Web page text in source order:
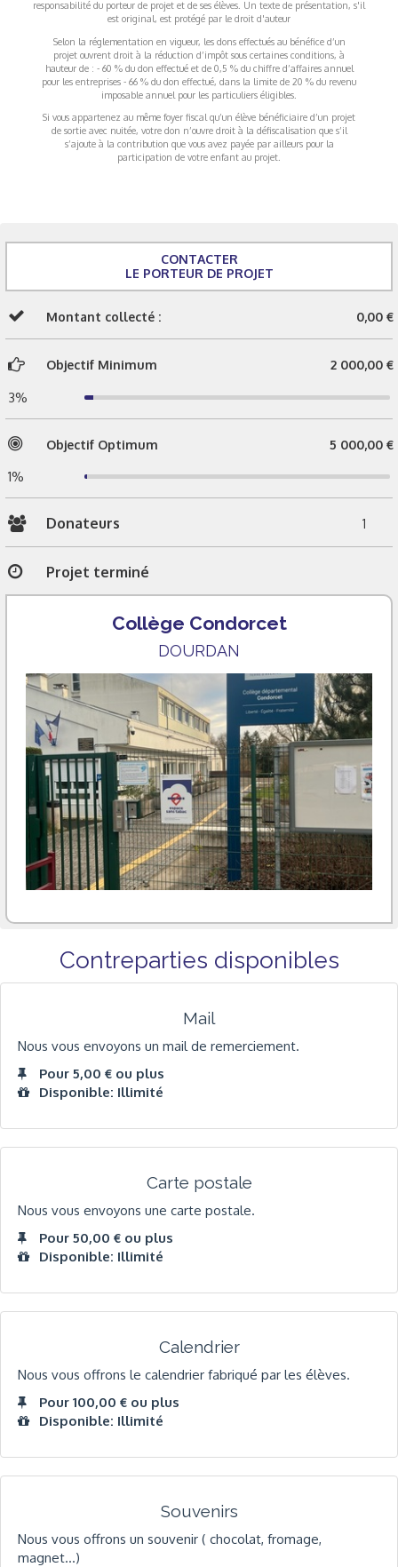
responsabilité du porteur de projet et de ses élèves. Un texte de présentation, s'il
est original, est protégé par le droit d'auteur
Selon la réglementation en vigueur, les dons effectués au bénéfice d’un
projet ouvrent droit à la réduction d’impôt sous certaines conditions, à
hauteur de : - 60 % du don effectué et de 0,5 % du chiffre d’affaires annuel
pour les entreprises - 66 % du don effectué, dans la limite de 20 % du revenu
imposable annuel pour les particuliers éligibles.
Si vous appartenez au même foyer fiscal qu’un élève bénéficiaire d’un projet
de sortie avec nuitée, votre don n’ouvre droit à la défiscalisation que s’il
s’ajoute à la contribution que vous avez payée par ailleurs pour la
participation de votre enfant au projet.
CONTACTER
LE PORTEUR DE PROJET
Montant collecté : 0,00 €
Objectif Minimum 2 000,00 €
3%
Objectif Optimum 5 000,00 €
1%
Donateurs 1
Projet terminé
Collège Condorcet
DOURDAN
Contreparties disponibles
Mail
Nous vous envoyons un mail de remerciement.
Pour 5,00 € ou plus
Disponible: Illimité
Carte postale
Nous vous envoyons une carte postale.
Pour 50,00 € ou plus
Disponible: Illimité
Calendrier
Nous vous offrons le calendrier fabriqué par les élèves.
Pour 100,00 € ou plus
Disponible: Illimité
Souvenirs
Nous vous offrons un souvenir ( chocolat, fromage,
magnet...)